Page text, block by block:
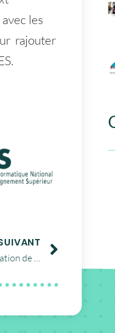
les
rajouter
Aristote-PIN : Formation “Pérennisation de l’Information Numérique”